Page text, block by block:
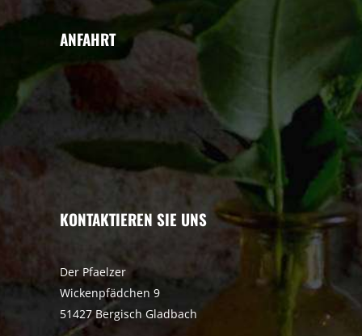
ANFAHRT
KONTAKTIEREN SIE UNS
Der Pfaelzer
Wickenpfädchen 9
51427 Bergisch Gladbach